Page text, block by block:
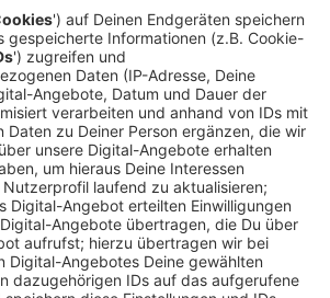
landet bei vielen Leverkusener
in der neuen Biotonne. In den
hat die avea bereits 11.000
ausgeliefert.Der Müllentsorger
darauf hin, dass jeder der
noch die Bio-Tonne bestellen kann.
Formular gibt esonline. Zudem
nicht in Plastiktüten zu
in kompostierbare Biobeutel aus
Beutel aus Papier sind die
die avea.